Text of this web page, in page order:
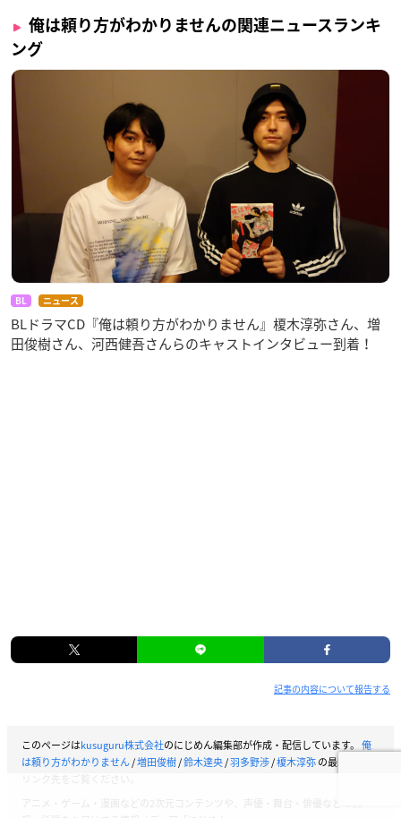
俺は頼り方がわかりませんの関連ニュースランキ
ング
BL ニュース
BLドラマCD『俺は頼り方がわかりません』榎木淳弥さん、増
田俊樹さん、河西健吾さんらのキャストインタビュー到着！
記事の内容について報告する
このページはkusuguru株式会社のにじめん編集部が作成・配信しています。 俺
は頼り方がわかりません/増田俊樹/鈴木達央/羽多野渉/榎木淳弥の最新情報は
アニメ・ゲーム・漫画などの2次元コンテンツや、声優・舞台・俳優などの情